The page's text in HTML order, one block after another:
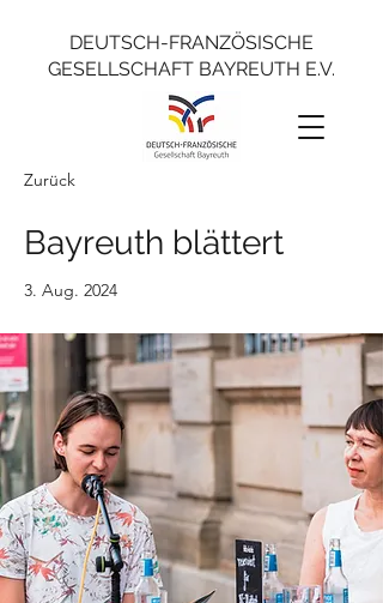
DEUTSCH-FRANZÖSISCHE
GESELLSCHAFT BAYREUTH E.V.
Zurück
Bayreuth blättert
3. Aug. 2024